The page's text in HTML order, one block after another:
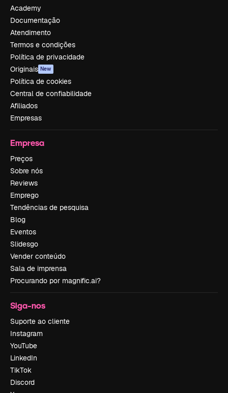
Academy
Documentação
Atendimento
Termos e condições
Política de privacidade
Originais New
Política de cookies
Central de confiabilidade
Afiliados
Empresas
Empresa
Preços
Sobre nós
Reviews
Emprego
Tendências de pesquisa
Blog
Eventos
Slidesgo
Vender conteúdo
Sala de imprensa
Procurando por magnific.ai?
Siga-nos
Suporte ao cliente
Instagram
YouTube
LinkedIn
TikTok
Discord